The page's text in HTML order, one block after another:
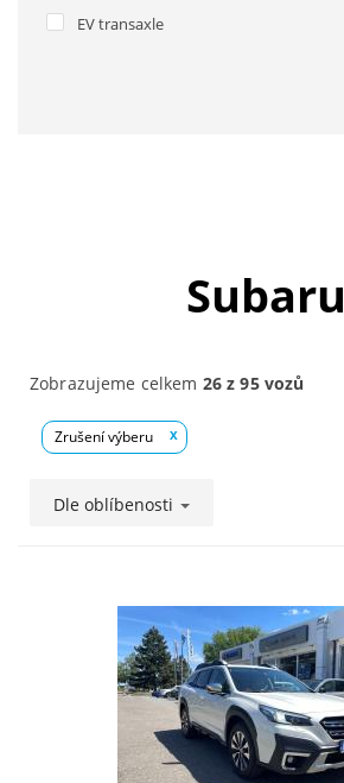
EV transaxle
Subaru
Zobrazujeme celkem 26 z 95 vozů
Zrušení výberu x
Dle oblíbenosti